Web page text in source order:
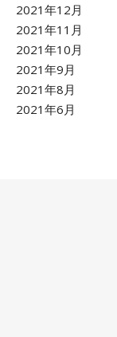
2021年12月
2021年11月
2021年10月
2021年9月
2021年8月
2021年6月